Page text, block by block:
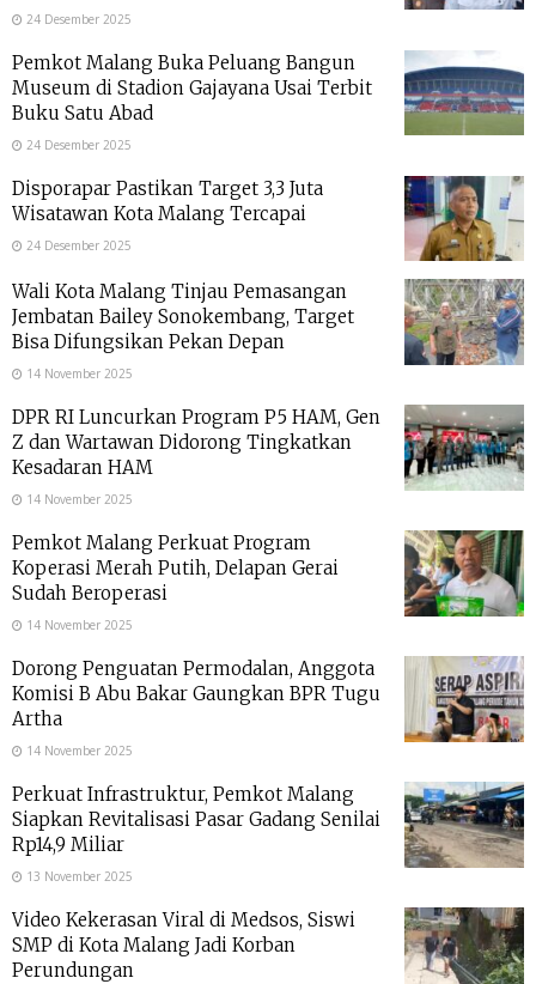
24 Desember 2025
Pemkot Malang Buka Peluang Bangun
Museum di Stadion Gajayana Usai Terbit
Buku Satu Abad
24 Desember 2025
Disporapar Pastikan Target 3,3 Juta
Wisatawan Kota Malang Tercapai
24 Desember 2025
Wali Kota Malang Tinjau Pemasangan
Jembatan Bailey Sonokembang, Target
Bisa Difungsikan Pekan Depan
14 November 2025
DPR RI Luncurkan Program P5 HAM, Gen
Z dan Wartawan Didorong Tingkatkan
Kesadaran HAM
14 November 2025
Pemkot Malang Perkuat Program
Koperasi Merah Putih, Delapan Gerai
Sudah Beroperasi
14 November 2025
Dorong Penguatan Permodalan, Anggota
Komisi B Abu Bakar Gaungkan BPR Tugu
Artha
14 November 2025
Perkuat Infrastruktur, Pemkot Malang
Siapkan Revitalisasi Pasar Gadang Senilai
Rp14,9 Miliar
13 November 2025
Video Kekerasan Viral di Medsos, Siswi
SMP di Kota Malang Jadi Korban
Perundungan